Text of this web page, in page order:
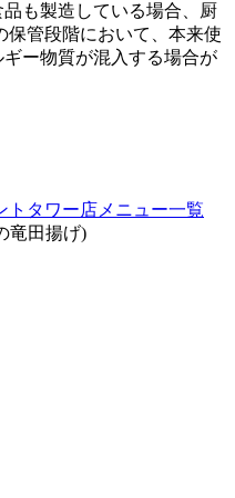
も製造している場合、厨
保管段階において、本来使
ー物質が混入する場合が
トタワー店メニュー一覧
竜田揚げ)